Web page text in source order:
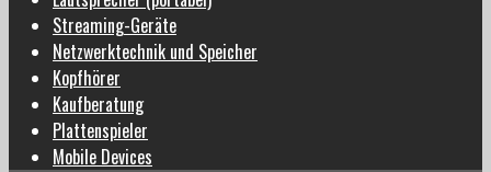
Streaming-Geräte
Netzwerktechnik und Speicher
Kopfhörer
Kaufberatung
Plattenspieler
Mobile Devices